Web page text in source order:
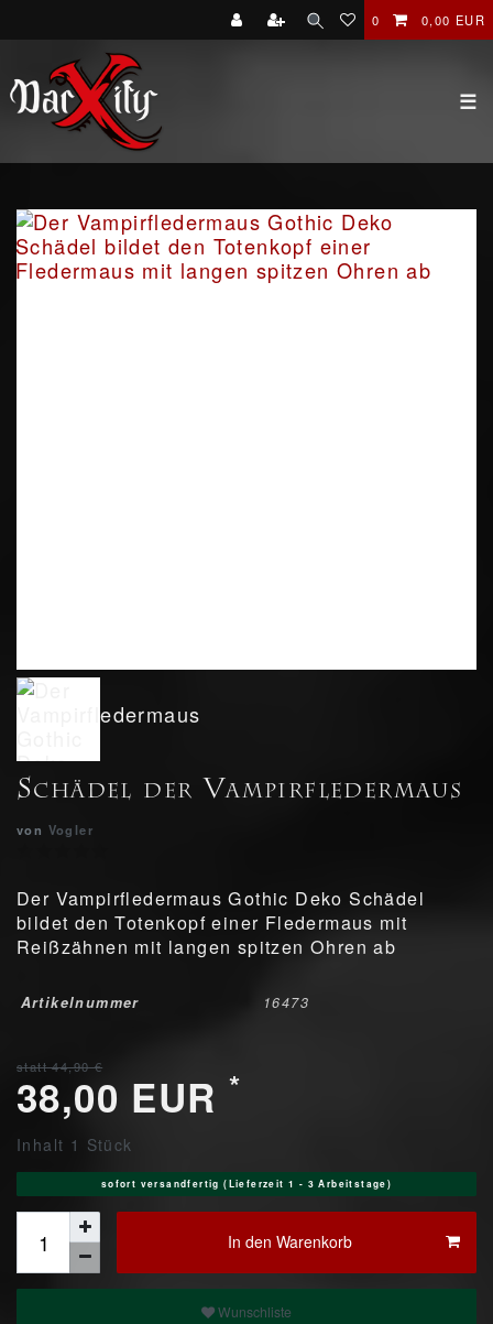
0 0,00 EUR
☰
Schädel der Vampirfledermaus
von Vogler
Der Vampirfledermaus Gothic Deko Schädel
bildet den Totenkopf einer Fledermaus mit
Reißzähnen mit langen spitzen Ohren ab
Artikelnummer 16473
statt 44,90 €
38,00 EUR *
Inhalt 1 Stück
sofort versandfertig (Lieferzeit 1 - 3 Arbeitstage)
In den Warenkorb
Wunschliste